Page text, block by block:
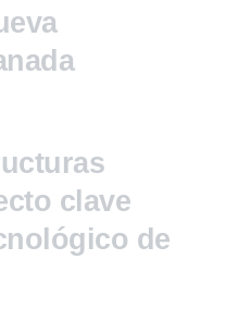
clave
de